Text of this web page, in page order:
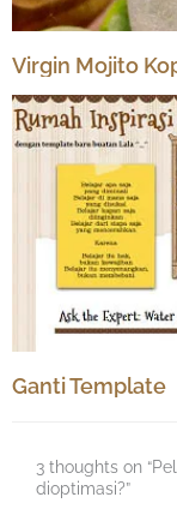
Virgin Mojito
Ganti Template
3 thoughts on
dioptimasi?”